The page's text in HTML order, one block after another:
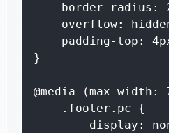
border-radius:
overflow:
padding-top:
}
@media (max-width:
    .footer.pc {
display: